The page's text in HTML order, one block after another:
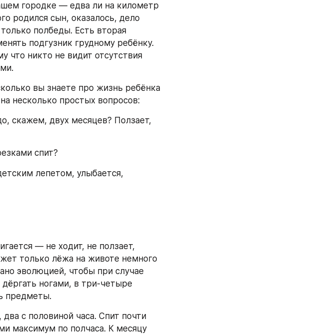
городке — едва ли на километр
родился сын, оказалось, дело
только полбеды. Есть вторая
подгузник грудному ребёнку.
что никто не видит отсутствия
вы знаете про жизнь ребёнка
несколько простых вопросов:
скажем, двух месяцев? Ползает,
спит?
лепетом, улыбается,
— не ходит, не ползает,
только лёжа на животе немного
эволюцией, чтобы при случае
дёргать ногами, в три-четыре
предметы.
два с половиной часа. Спит почти
максимум по полчаса. К месяцу